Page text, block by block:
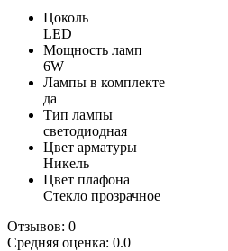
Цоколь
LED
Мощность ламп
6W
Лампы в комплекте
да
Тип лампы
светодиодная
Цвет арматуры
Никель
Цвет плафона
Стекло прозрачное
Отзывов: 0
Средняя оценка: 0.0